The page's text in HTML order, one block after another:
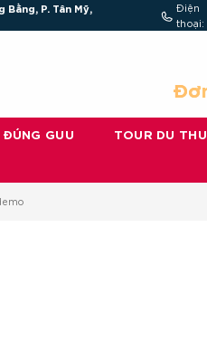
Bằng, P. Tân Mỹ,
Điện
thoại:
GUU TOUR DU